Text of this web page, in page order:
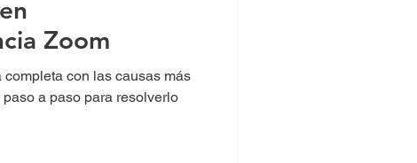
Zoom
con las causas más
a paso para resolverlo